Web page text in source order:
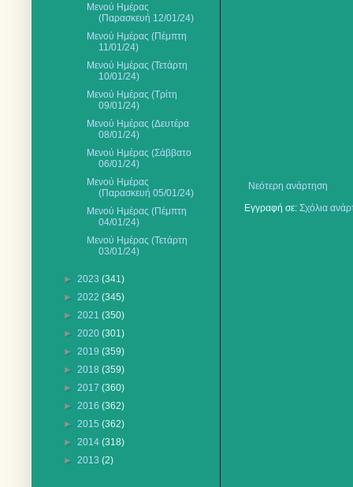
Νεότερη ανάρτηση
Εγγραφή σε: Σχόλια
Μενού Ημέρας
(Παρασκευή 12/01/24)
Μενού Ημέρας (Πέμπτη
11/01/24)
Μενού Ημέρας (Τετάρτη
10/01/24)
Μενού Ημέρας (Τρίτη
09/01/24)
Μενού Ημέρας (Δευτέρα
08/01/24)
Μενού Ημέρας (Σάββατο
06/01/24)
Μενού Ημέρας
(Παρασκευή 05/01/24)
Μενού Ημέρας (Πέμπτη
04/01/24)
Μενού Ημέρας (Τετάρτη
03/01/24)
► 2023 (341)
► 2022 (345)
► 2021 (350)
► 2020 (301)
► 2019 (359)
► 2018 (359)
► 2017 (360)
► 2016 (362)
► 2015 (362)
► 2014 (318)
► 2013 (2)